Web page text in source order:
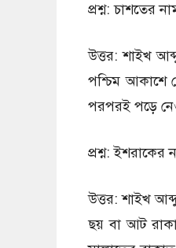
প্রশ্ন: চাশতের
উত্তর: শাইখ
পশ্চিম আকাশে
পরপরই পড়ে
প্রশ্ন:
উত্তর: শাইখ
ছয় বা আট